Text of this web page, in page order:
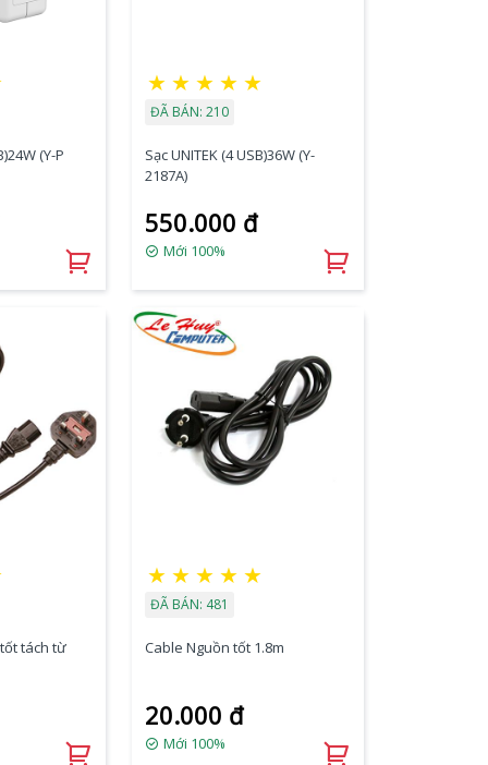
★ ★ ★ ★ ★
ĐÃ BÁN: 210
Sạc UNITEK (4 USB)36W (Y-
2187A)
550.000 đ
Mới 100%
tách từ
★ ★ ★ ★ ★
ĐÃ BÁN: 481
Cable Nguồn tốt 1.8m
20.000 đ
Mới 100%